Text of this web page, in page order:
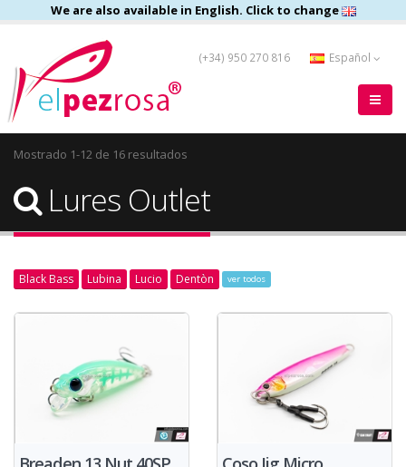
We are also available in English. Click to change
(+34) 950 270 816 Español
Mostrado 1-12 de 16 resultados
Lures Outlet
Black Bass Lubina Lucio Dentòn ver todos